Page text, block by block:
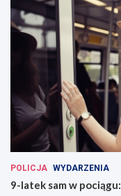
POLICJA WYDARZENIA
9-latek sam w